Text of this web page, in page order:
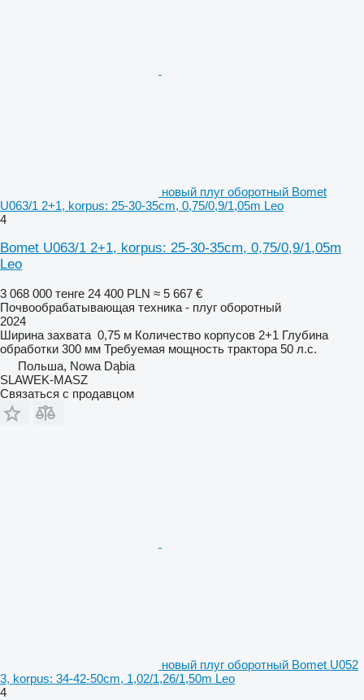
новый плуг оборотный Bomet
U063/1 2+1, korpus: 25-30-35cm, 0,75/0,9/1,05m Leo
4
Bomet U063/1 2+1, korpus: 25-30-35cm, 0,75/0,9/1,05m
Leo
3 068 000 тенге 24 400 PLN ≈ 5 667 €
Почвообрабатывающая техника - плуг оборотный
2024
Ширина захвата 0,75 м Количество корпусов 2+1 Глубина
обработки 300 мм Требуемая мощность трактора 50 л.с.
Польша, Nowa Dąbia
SLAWEK-MASZ
Связаться с продавцом
новый плуг оборотный Bomet U052
3, korpus: 34-42-50cm, 1,02/1,26/1,50m Leo
4